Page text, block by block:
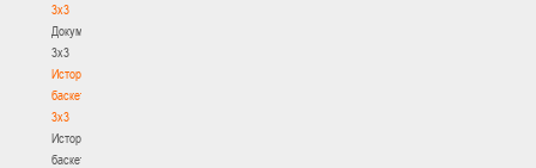
3х3
Документы
3х3
История
баскетбола
3х3
История
баскетбола